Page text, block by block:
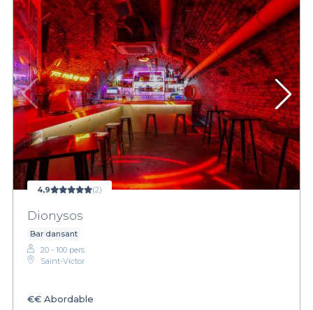
4,9 (2)
Dionysos
Bar dansant
20 - 100 pers.
Saint-Victor
€€ Abordable